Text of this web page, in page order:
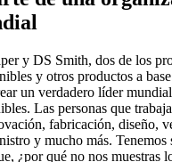
y DS Smith, dos de los
y otros productos a
un verdadero líder
Las personas que
fabricación, diseño,
y mucho más. Tenemos
¿por qué no nos muestras